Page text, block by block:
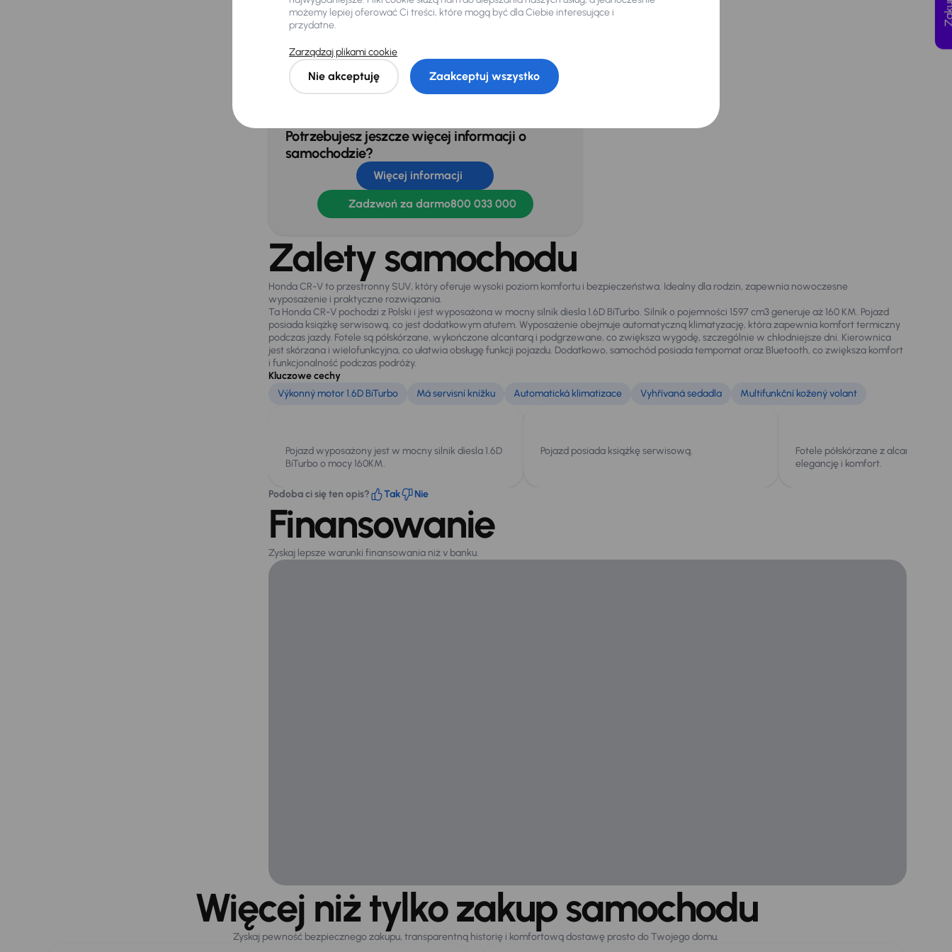
Czujnik deszczu Hak
Kamera cofania
Potrzebujesz jeszcze więcej informacji o
samochodzie?
Więcej informacji
Zadzwoń za darmo800 033 000
Zalety samochodu
Honda CR-V to przestronny SUV, który oferuje wysoki poziom komfortu i bezpieczeństwa. Idealny dla rodzin, zapewnia nowoczesne
wyposażenie i praktyczne rozwiązania.
Ta Honda CR-V pochodzi z Polski i jest wyposażona w mocny silnik diesla 1.6D BiTurbo. Silnik o pojemności 1597 cm3 generuje aż 160 KM. Pojazd
posiada książkę serwisową, co jest dodatkowym atutem. Wyposażenie obejmuje automatyczną klimatyzację, która zapewnia komfort termiczny
podczas jazdy. Fotele są półskórzane, wykończone alcantarą i podgrzewane, co zwiększa wygodę, szczególnie w chłodniejsze dni. Kierownica
jest skórzana i wielofunkcyjna, co ułatwia obsługę funkcji pojazdu. Dodatkowo, samochód posiada tempomat oraz Bluetooth, co zwiększa komfort
i funkcjonalność podczas podróży.
Kluczowe cechy
Výkonný motor 1.6D BiTurbo
Má servisní knížku Automatická klimatizace Vyhřívaná sedadla Multifunkční kožený volant
Pojazd wyposażony jest w mocny silnik diesla 1.6D
BiTurbo o mocy 160KM.
Pojazd posiada książkę serwisową.
Fotele półskórzane z alcantarą
elegancję i komfort.
Podoba ci się ten opis? Tak Nie
Finansowanie
Zyskaj lepsze warunki finansowania niż v banku.
Więcej niż tylko zakup samochodu
Zyskaj pewność bezpiecznego zakupu, transparentną historię i komfortową dostawę prosto do Twojego domu.
możemy lepiej oferować Ci treści, które mogą być dla Ciebie interesujące i
przydatne.
Zarządzaj plikami cookie
Nie akceptuję Zaakceptuj wszystko